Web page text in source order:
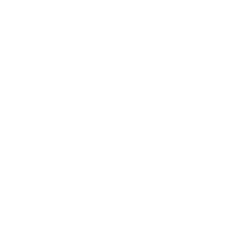
schnell geliefert,